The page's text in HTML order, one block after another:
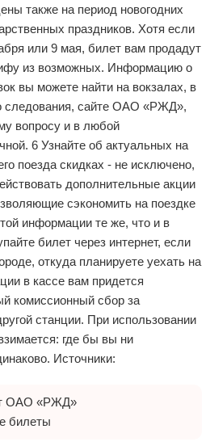
также на период новогодних
праздников. Хотя если
или 9 мая, билет вам продадут
из возможных. Информацию о
вы можете найти на вокзалах, в
следования, сайте ОАО «РЖД»,
вопросу и в любой
6 Узнайте об актуальных на
поезда скидках - не исключено,
дополнительные акции
сэкономить на поездке
информации те же, что и в
билет через интернет, если
откуда планируете уехать на
в кассе вам придется
комиссионный сбор за
станции. При использовании
где бы вы ни
Источники:
ОАО «РЖД»
билеты